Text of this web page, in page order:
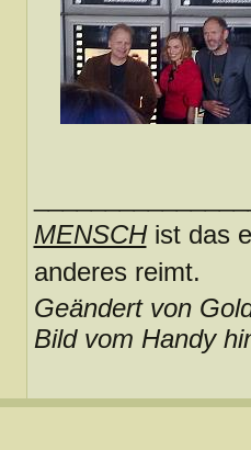
MENSCHist das
anderes reimt.
Geändert von
Bild vom Handy